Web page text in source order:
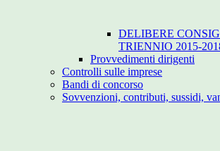
DELIBERE
TRIENNIO 2015-
Provvedimenti dirigenti
Controlli sulle imprese
Bandi di concorso
Sovvenzioni, contributi, sussidi,